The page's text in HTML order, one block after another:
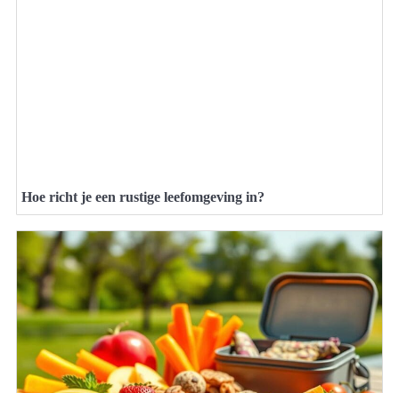
Hoe richt je een rustige leefomgeving in?